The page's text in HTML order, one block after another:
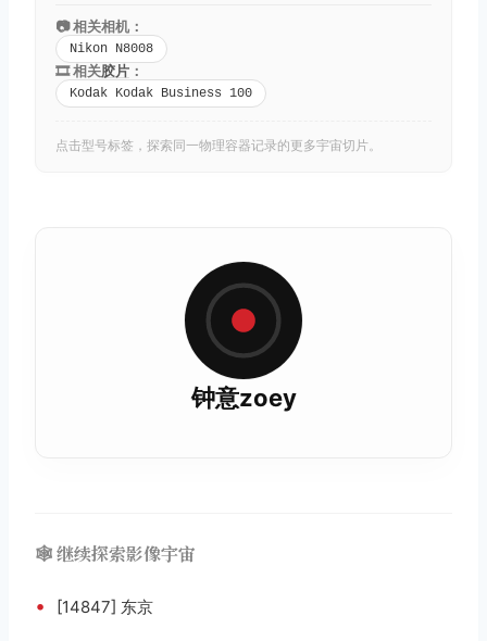
📷 相关相机：
Nikon N8008
🎞️ 相关胶片 ：
Kodak Kodak Business 100
点击型号标签，探索同一物理容器记录的更多宇宙切片。
钟意zoey
🕸️ 继续探索影像宇宙
• [14847] 东京